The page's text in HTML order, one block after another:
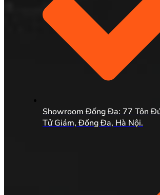
Showroom Đống Đa: 77 Tôn
Tử Giám, Đống Đa, Hà Nội.